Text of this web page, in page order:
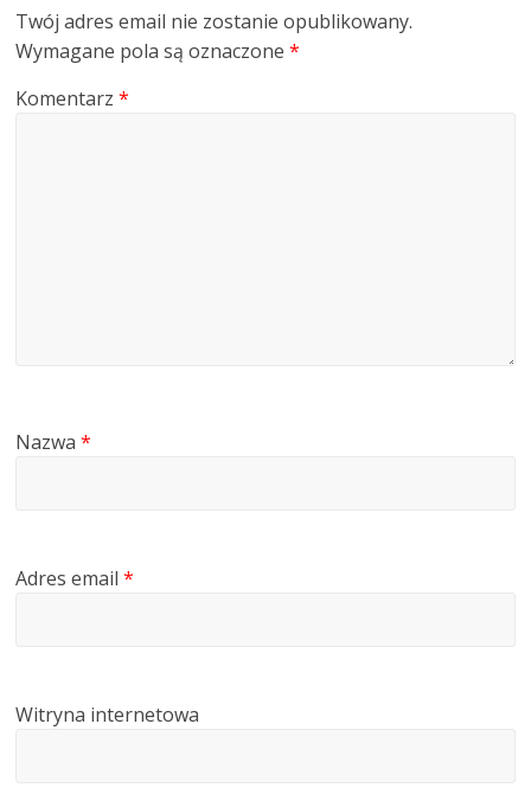
Twój adres email nie zostanie opublikowany.
Wymagane pola są oznaczone*
Komentarz*
Nazwa*
Adres email*
Witryna internetowa